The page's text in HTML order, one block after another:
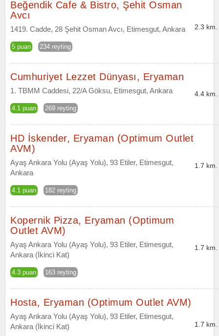
Beğendik Cafe & Bistro, Şehit Osman
Avcı
1419. Cadde, 28 Şehit Osman Avcı, Etimesgut, Ankara
5 puan 234 reyting
2.3 km.
Cumhuriyet Lezzet Dünyası, Eryaman
1. TBMM Caddesi, 22/A Göksu, Etimesgut, Ankara
4.1 puan 269 reyting
4.4 km.
HD İskender, Eryaman (Optimum Outlet
AVM)
Ayaş Ankara Yolu (Ayaş Yolu), 93 Etiler, Etimesgut,
Ankara
4.1 puan 182 reyting
1.7 km.
Kopernik Pizza, Eryaman (Optimum
Outlet AVM)
Ayaş Ankara Yolu (Ayaş Yolu), 93 Etiler, Etimesgut,
Ankara (İkinci Kat)
4.3 puan 163 reyting
1.7 km.
Hosta, Eryaman (Optimum Outlet AVM)
Ayaş Ankara Yolu (Ayaş Yolu), 93 Etiler, Etimesgut,
Ankara (İkinci Kat)
1.7 km.